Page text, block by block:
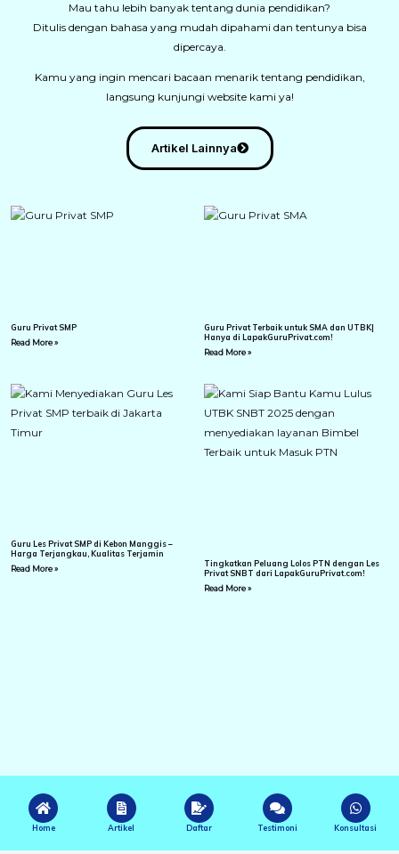
Mau tahu lebih banyak tentang dunia pendidikan?
Ditulis dengan bahasa yang mudah dipahami dan tentunya bisa
dipercaya.
Kamu yang ingin mencari bacaan menarik tentang pendidikan,
langsung kunjungi website kami ya!
Artikel Lainnya
Guru Privat SMP
Read More »
Guru Privat Terbaik untuk SMA dan UTBK|
Hanya di LapakGuruPrivat.com!
Read More »
Guru Les Privat SMP di Kebon Manggis –
Harga Terjangkau, Kualitas Terjamin
Read More »
Tingkatkan Peluang Lolos PTN dengan Les
Privat SNBT dari LapakGuruPrivat.com!
Read More »
Home Artikel Daftar Testimoni Konsultasi